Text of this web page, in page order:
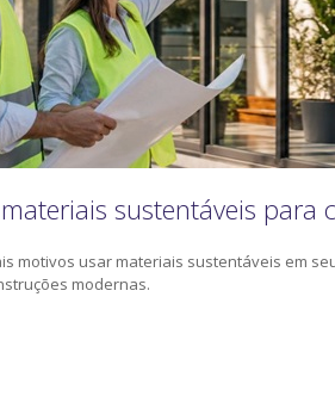
sustentáveis para
motivos usar materiais sustentáveis em
modernas.